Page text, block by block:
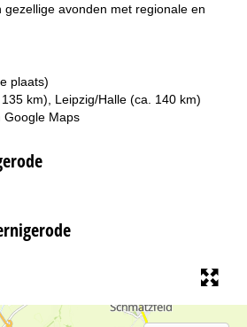
avonden met regionale en
plaats)
km), Leipzig/Halle (ca. 140 km)
Google Maps